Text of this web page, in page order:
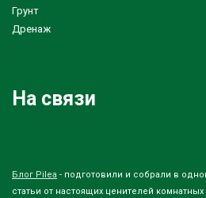
Грунт
Дренаж
На связи
Блог Pilea - подготовили и собрали в
статьи от настоящих ценителей